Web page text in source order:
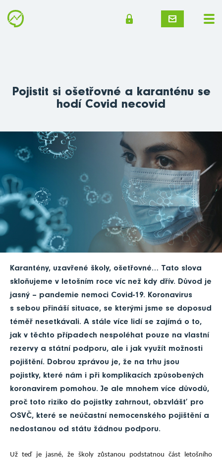
Pojistit si ošetřovné a karanténu se
hodí Covid necovid
Karantény, uzavřené školy, ošetřovné… Tato slova
skloňujeme v letošním roce víc než kdy dřív. Důvod je
jasný – pandemie nemoci Covid-19. Koronavirus
s sebou přináší situace, se kterými jsme se doposud
téměř nesetkávali. A stále více lidí se zajímá o to,
jak v těchto případech nespoléhat pouze na vlastní
rezervy a státní podporu, ale i jak využít možnosti
pojištění. Dobrou zprávou je, že na trhu jsou
pojistky, které nám i při komplikacích způsobených
koronavirem pomohou. Je ale mnohem více důvodů,
proč toto riziko do pojistky zahrnout, obzvlášť pro
OSVČ, které se neúčastní nemocenského pojištění a
nedostanou od státu žádnou podporu.
Už teď je jasné, že školy zůstanou podstatnou část letošního